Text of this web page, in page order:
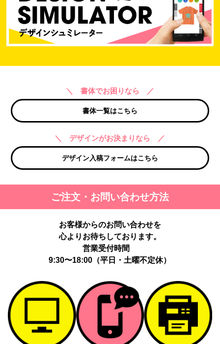
＼ 書体でお困りなら ／
書体一覧はこちら
＼ デザインがお決まりなら ／
デザイン入稿フォームはこちら
ご注文・お問い合わせ方法
お客様からのお問い合わせを
心よりお待ちしております。
営業受付時間
9:30〜18:00（平日・土曜不定休）